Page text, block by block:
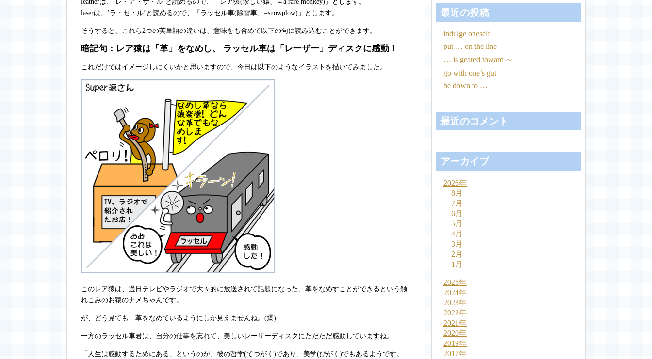
leatherは、’レ・ア・ザ・ル’と読めるので、「レア猿(珍しい猿、＝a rare monkey)」とします。
laserは、’ラ・セ・ル’と読めるので、「ラッセル車(除雪車、=snowplow)」とします。
そうすると、これら2つの英単語の違いは、意味をも含めて以下の句に読み込むことができます。
暗記句： レア猿は「革」をなめし、 ラッセル車は「レーザー」ディスクに感動！
これだけではイメージしにくいかと思いますので、今日は以下のようなイラストを描いてみました。
このレア猿は、過日テレビやラジオで大々的に放送されて話題になった、革をなめすことができるという触
れこみのお猿のナメちゃんです。
が、どう見ても、革をなめているようにしか見えませんね。(爆)
一方のラッセル車君は、自分の仕事を忘れて、美しいレーザーディスクにただただ感動していますね。
「人生は感動するためにある」というのが、彼の哲学(てつがく)であり、美学(びがく)でもあるようです。
最近の投稿
indulge oneself
put … on the line
… is geared toward ～
go with one’s gut
be down to …
最近のコメント
アーカイブ
2026年
8月
7月
6月
5月
4月
3月
2月
1月
2025年
2024年
2023年
2022年
2021年
2020年
2019年
2017年